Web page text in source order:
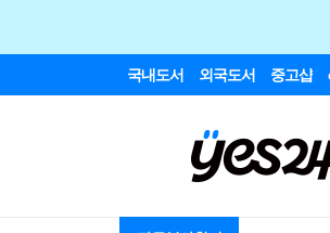
국내도서 외국도서 중고샵